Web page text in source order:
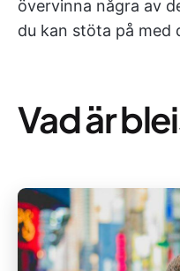
övervinna några av
du kan stöta på med
Vad är